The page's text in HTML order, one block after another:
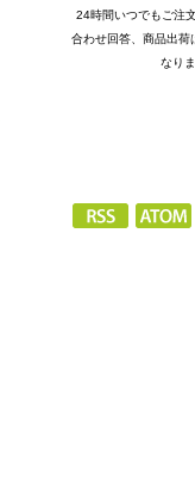
24時間いつでもご注
合わせ回答、商品出荷
なりま